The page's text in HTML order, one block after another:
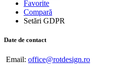
Favorite
Compară
Setări GDPR
Date de contact
Email: office@rotdesign.ro